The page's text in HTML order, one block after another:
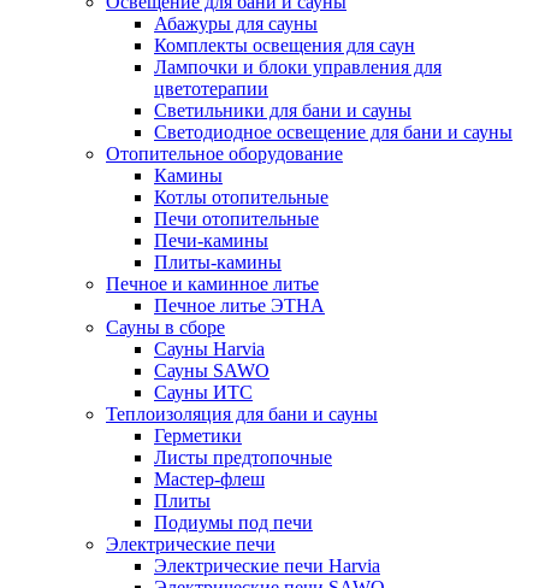
Абажуры для сауны
Комплекты освещения для саун
Лампочки и блоки управления для
цветотерапии
Светильники для бани и сауны
Светодиодное освещение для бани и сауны
Отопительное оборудование
Камины
Котлы отопительные
Печи отопительные
Печи-камины
Плиты-камины
Печное и каминное литье
Печное литье ЭТНА
Сауны в сборе
Cауны Harvia
Сауны SAWO
Сауны ИТС
Теплоизоляция для бани и сауны
Герметики
Листы предтопочные
Мастер-флеш
Плиты
Подиумы под печи
Электрические печи
Электрические печи Harvia